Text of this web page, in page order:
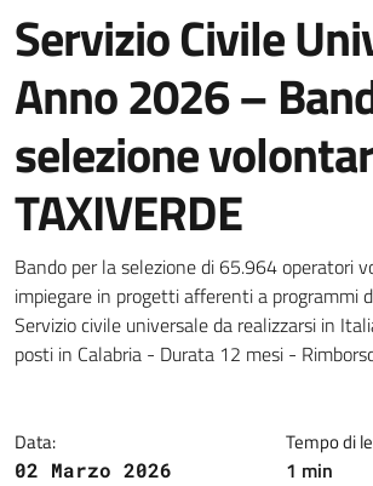
Servizio Civile
Anno 2026 –
selezione
TAXIVERDE
Dettagli della notizia
Bando per la selezione di 65.964 operatori
impiegare in progetti afferenti a programmi
Servizio civile universale da realizzarsi in
posti in Calabria - Durata 12 mesi -
Data:
02 Marzo 2026
Tempo di
1 min